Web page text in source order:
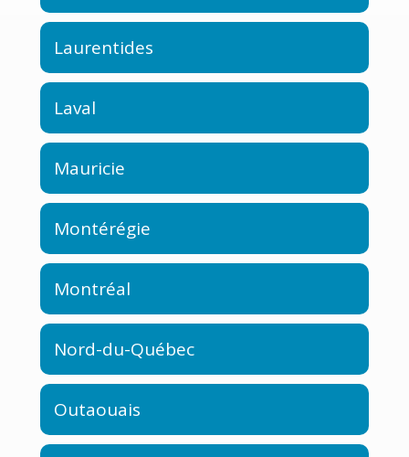
Laurentides
Laval
Mauricie
Montérégie
Montréal
Nord-du-Québec
Outaouais